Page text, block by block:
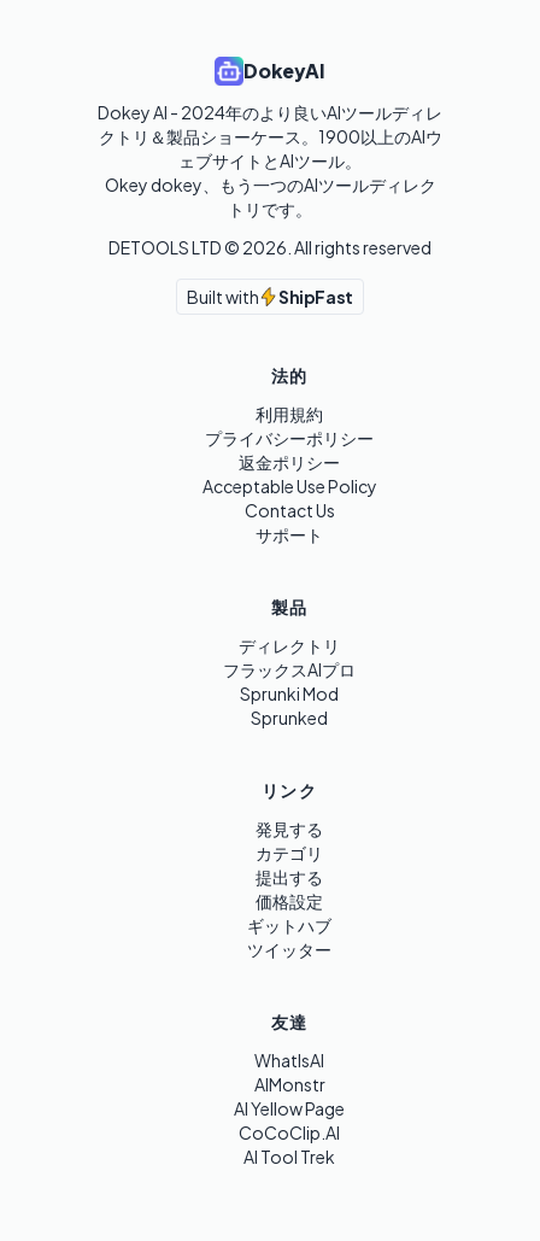
DokeyAI
Dokey AI - 2024年のより良いAIツールディレ
クトリ＆製品ショーケース。1900以上のAIウ
ェブサイトとAIツール。
Okey dokey、もう一つのAIツールディレク
トリです。
DETOOLS LTD © 2026 . All rights reserved
Built with ShipFast
法的
利用規約
プライバシーポリシー
返金ポリシー
Acceptable Use Policy
Contact Us
サポート
製品
ディレクトリ
フラックスAIプロ
Sprunki Mod
Sprunked
リンク
発見する
カテゴリ
提出する
価格設定
ギットハブ
ツイッター
友達
WhatIsAI
AIMonstr
AI Yellow Page
CoCoClip.AI
AI Tool Trek